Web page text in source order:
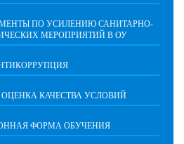
ПО УСИЛЕНИЮ САНИТАРНО-
МЕРОПРИЯТИЙ В ОУ
КАЧЕСТВА УСЛОВИЙ
ФОРМА ОБУЧЕНИЯ